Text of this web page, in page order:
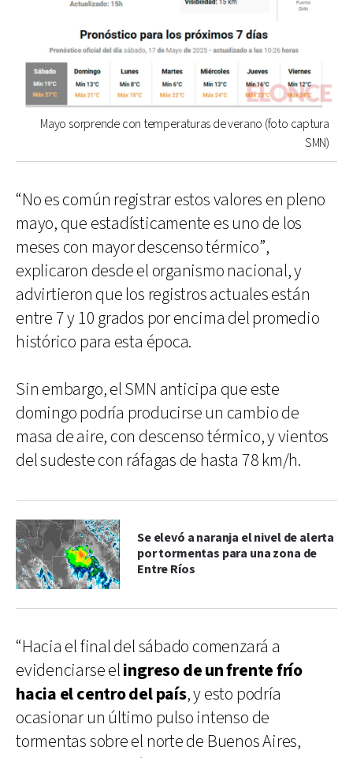
Mayo sorprende con temperaturas de verano (foto captura
SMN)
“No es común registrar estos valores en pleno
mayo, que estadísticamente es uno de los
meses con mayor descenso térmico”,
explicaron desde el organismo nacional, y
advirtieron que los registros actuales están
entre 7 y 10 grados por encima del promedio
histórico para esta época.
Sin embargo, el SMN anticipa que este
domingo podría producirse un cambio de
masa de aire, con descenso térmico, y vientos
del sudeste con ráfagas de hasta 78 km/h.
Se elevó a naranja el nivel de alerta
por tormentas para una zona de
Entre Ríos
“Hacia el final del sábado comenzará a
evidenciarse elingreso de un frente frío
hacia el centro del país, y esto podría
ocasionar un último pulso intenso de
tormentas sobre el norte de Buenos Aires,